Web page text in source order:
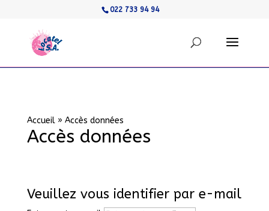
022 733 94 94
Accueil» Accès données
Accès données
Veuillez vous identifier par e-mail